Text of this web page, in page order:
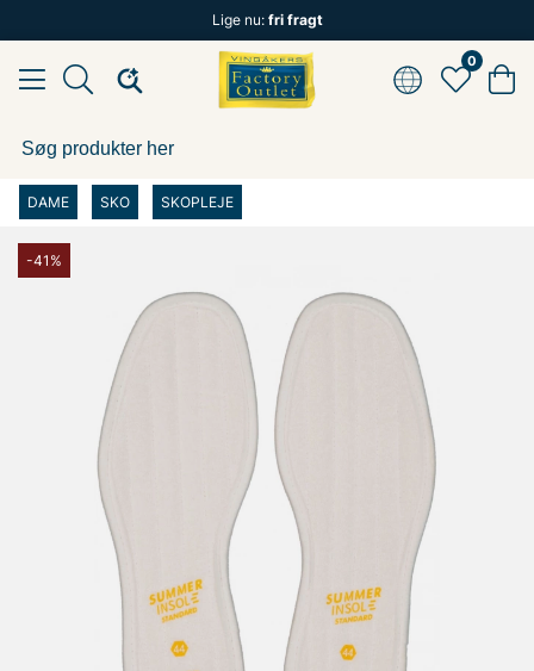
Lige nu: fri fragt
0
DAME SKO SKOPLEJE
-41%